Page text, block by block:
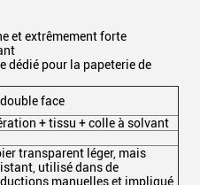
et extrêmement forte
dédié pour la papeterie de
face
+ tissu + colle à solvant
transparent léger, mais
utilisé dans de
manuelles et impliqué,